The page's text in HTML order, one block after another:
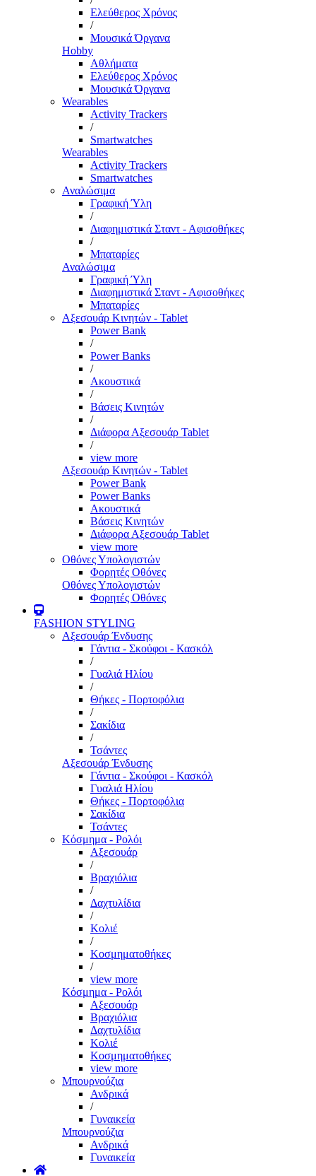
Ελεύθερος Χρόνος
/
Μουσικά Όργανα
Hobby
Αθλήματα
Ελεύθερος Χρόνος
Μουσικά Όργανα
Wearables
Activity Trackers
/
Smartwatches
Wearables
Activity Trackers
Smartwatches
Αναλώσιμα
Γραφική Ύλη
/
Διαφημιστικά Σταντ - Αφισοθήκες
/
Μπαταρίες
Αναλώσιμα
Γραφική Ύλη
Διαφημιστικά Σταντ - Αφισοθήκες
Μπαταρίες
Αξεσουάρ Κινητών - Tablet
Power Bank
/
Power Banks
/
Ακουστικά
/
Βάσεις Κινητών
/
Διάφορα Αξεσουάρ Tablet
/
view more
Αξεσουάρ Κινητών - Tablet
Power Bank
Power Banks
Ακουστικά
Βάσεις Κινητών
Διάφορα Αξεσουάρ Tablet
view more
Οθόνες Υπολογιστών
Φορητές Οθόνες
Οθόνες Υπολογιστών
Φορητές Οθόνες
FASHION STYLING
Αξεσουάρ Ένδυσης
Γάντια - Σκούφοι - Κασκόλ
/
Γυαλιά Ηλίου
/
Θήκες - Πορτοφόλια
/
Σακίδια
/
Τσάντες
Αξεσουάρ Ένδυσης
Γάντια - Σκούφοι - Κασκόλ
Γυαλιά Ηλίου
Θήκες - Πορτοφόλια
Σακίδια
Τσάντες
Κόσμημα - Ρολόι
Αξεσουάρ
/
Βραχιόλια
/
Δαχτυλίδια
/
Κολιέ
/
Κοσμηματοθήκες
/
view more
Κόσμημα - Ρολόι
Αξεσουάρ
Βραχιόλια
Δαχτυλίδια
Κολιέ
Κοσμηματοθήκες
view more
Μπουρνούζια
Ανδρικά
/
Γυναικεία
Μπουρνούζια
Ανδρικά
Γυναικεία